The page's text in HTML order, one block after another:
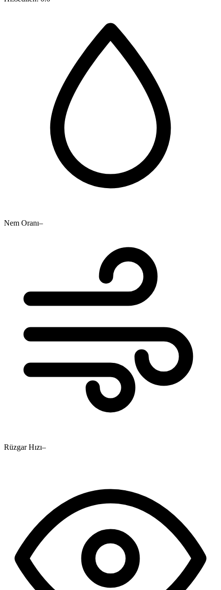
Nem Oranı–
Rüzgar Hızı–